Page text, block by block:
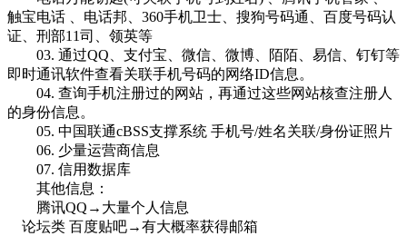
触宝电话 、电话邦、360手机卫士、搜狗号码通、百度号码认
证、刑部11司、领英等
03. 通过QQ、支付宝、微信、微博、陌陌、易信、钉钉等
即时通讯软件查看关联手机号码的网络ID信息。
04. 查询手机注册过的网站，再通过这些网站核查注册人
的身份信息。
05. 中国联通cBSS支撑系统 手机号/姓名关联/身份证照片
06. 少量运营商信息
07. 信用数据库
其他信息：
腾讯QQ→大量个人信息
论坛类 百度贴吧→有大概率获得邮箱